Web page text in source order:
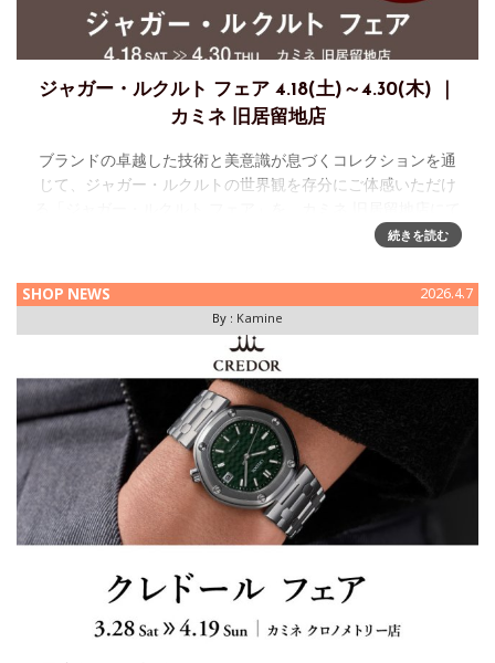
ジャガー・ルクルト フェア 4.18(土)～4.30(木) ｜
カミネ 旧居留地店
ブランドの卓越した技術と美意識が息づくコレクションを通
じて、ジャガー・ルクルトの世界観を存分にご体感いただけ
開催いたします。 ご検討中の方はもちろん、すでにジャガ
続きを読む
SHOP NEWS 2026.4.7
By : Kamine